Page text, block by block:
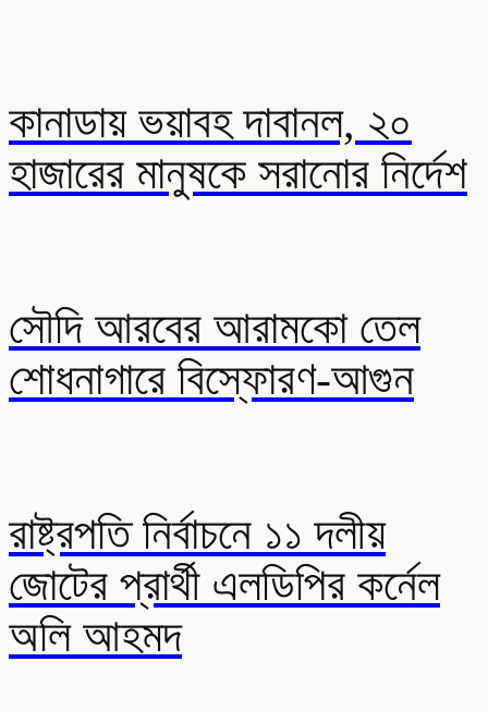
কানাডায় ভয়াবহ দাবানল, ২০
হাজারের মানুষকে সরানোর নির্দেশ
সৌদি আরবের আরামকো তেল
শোধনাগারে বিস্ফোরণ-আগুন
রাষ্ট্রপতি নির্বাচনে ১১ দলীয়
জোটের প্রার্থী এলডিপির কর্নেল
অলি আহমদ